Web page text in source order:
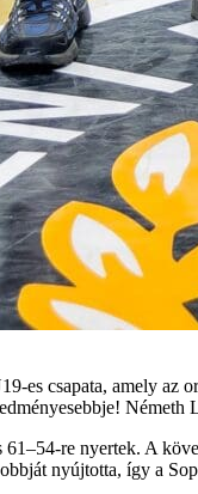
csapata, amely az
Németh
re nyertek. A
nyújtotta, így a